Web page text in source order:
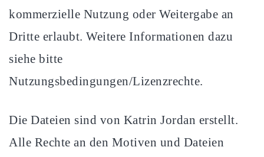
kommerzielle Nutzung oder Weitergabe an
Dritte erlaubt. Weitere Informationen dazu
siehe bitte
Nutzungsbedingungen/Lizenzrechte.
Die Dateien sind von Katrin Jordan erstellt.
Alle Rechte an den Motiven und Dateien